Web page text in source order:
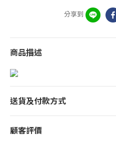
分享到
商品描述
送貨及付款方式
顧客評價